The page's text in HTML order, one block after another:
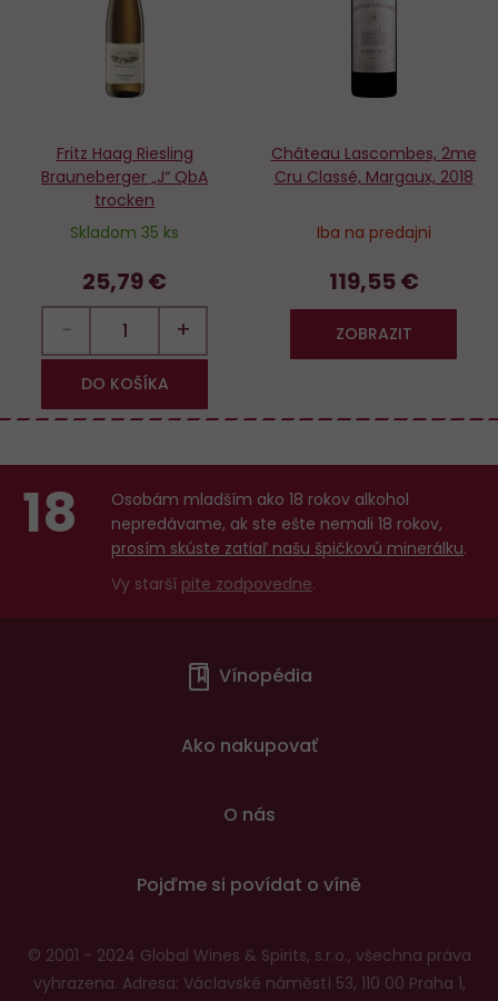
Fritz Haag Riesling
Brauneberger „J“ QbA
trocken
Skladom 35 ks
25,79 €
− +
DO KOŠÍKA
Château Lascombes, 2me
Cru Classé, Margaux, 2018
Iba na predajni
119,55 €
ZOBRAZIT
18
Osobám mladším ako 18 rokov alkohol
nepredávame, ak ste ešte nemali 18 rokov,
prosím skúste zatiaľ našu špičkovú minerálku.
Vy starší pite zodpovedne.
Vínopédia
Ako nakupovať
O nás
Pojďme si povídat o víně
© 2001 - 2024 Global Wines & Spirits, s.r.o., všechna práva
vyhrazena. Adresa: Václavské náměstí 53, 110 00 Praha 1,